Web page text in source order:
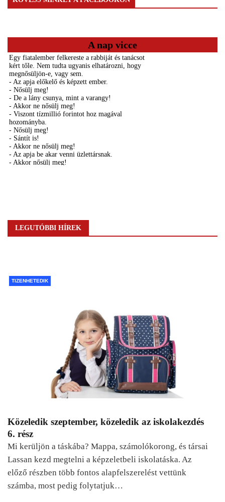
A nap vicce
LEGUTÓBBI HÍREK
TIZENHETEDIK
Közeledik szeptember, közeledik az iskolakezdés
6. rész
Mi kerüljön a táskába? Mappa, számolókorong, és társai
Lassan kezd megtelni a képzeletbeli iskolatáska. Az
előző részben több fontos alapfelszerelést vettünk
számba, most pedig folytatjuk…